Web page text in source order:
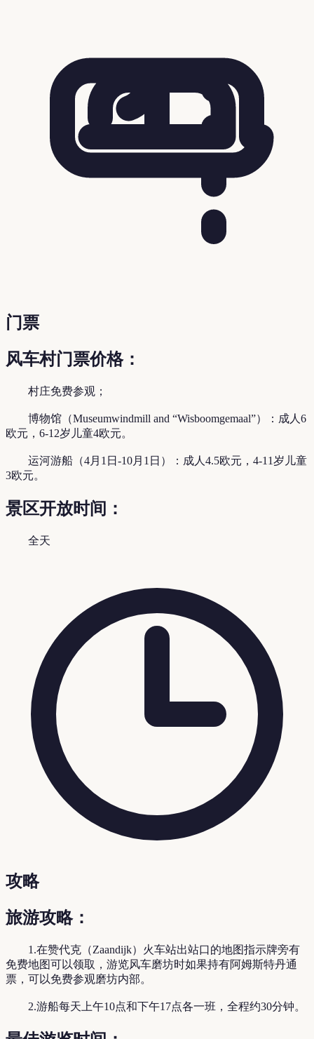
门票
风车村门票价格：
村庄免费参观；
博物馆（Museumwindmill and “Wisboomgemaal”）：成人6
欧元，6-12岁儿童4欧元。
运河游船（4月1日-10月1日）：成人4.5欧元，4-11岁儿童
3欧元。
景区开放时间：
全天
攻略
旅游攻略：
1.在赞代克（Zaandijk）火车站出站口的地图指示牌旁有
免费地图可以领取，游览风车磨坊时如果持有阿姆斯特丹通
票，可以免费参观磨坊内部。
2.游船每天上午10点和下午17点各一班，全程约30分钟。